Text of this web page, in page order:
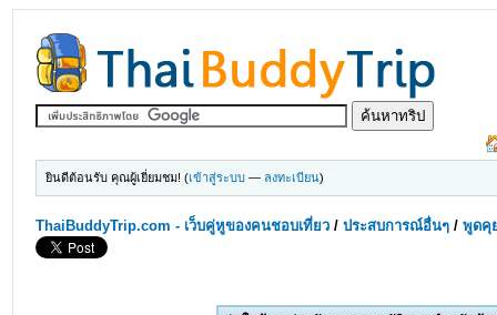
ยินดีต้อนรับ คุณผู้เยี่ยมชม! (เข้าสู่ระบบ — ลงทะเบียน)
ThaiBuddyTrip.com - เว็บคู่หูของคนชอบเที่ยว /ประสบการณ์อื่นๆ /พูดคุ